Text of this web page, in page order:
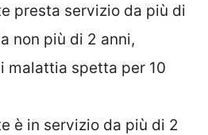
presta servizio da più di
non più di 2 anni,
malattia spetta per 10
è in servizio da più di 2